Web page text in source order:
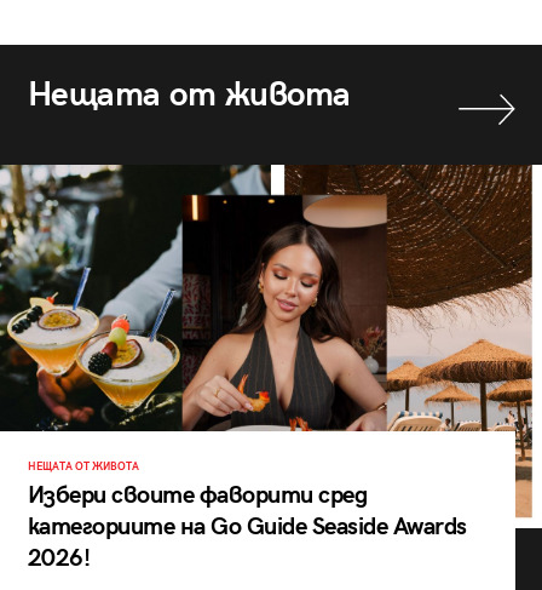
Нещата от живота
НЕЩАТА ОТ ЖИВОТА
Избери своите фаворити сред
категориите на Go Guide Seaside Awards
2026!